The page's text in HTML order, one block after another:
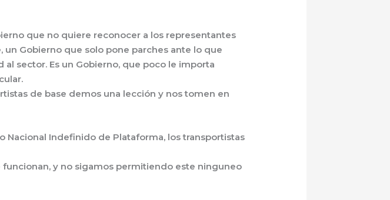
que no quiere reconocer a los representantes
Gobierno que solo pone parches ante lo que
sector. Es un Gobierno, que poco le importa
de base demos una lección y nos tomen en
Nacional Indefinido de Plataforma, los transportistas
y no sigamos permitiendo este ninguneo